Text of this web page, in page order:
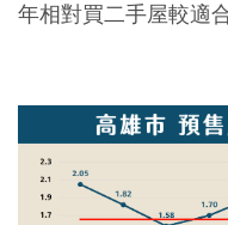
年相對買二手屋較適合